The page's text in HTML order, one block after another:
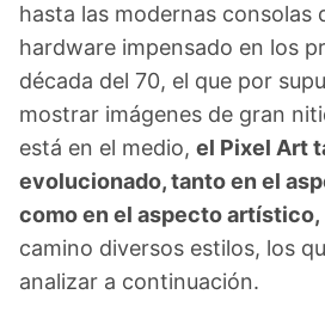
hasta las modernas consolas
hardware impensado en los
década del 70, el que por
mostrar imágenes de gran
está en el medio, el Pixel Art
evolucionado, tanto en el
como en el aspecto artístico,
camino diversos estilos, los
analizar a continuación.